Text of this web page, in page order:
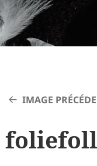
IMAGE